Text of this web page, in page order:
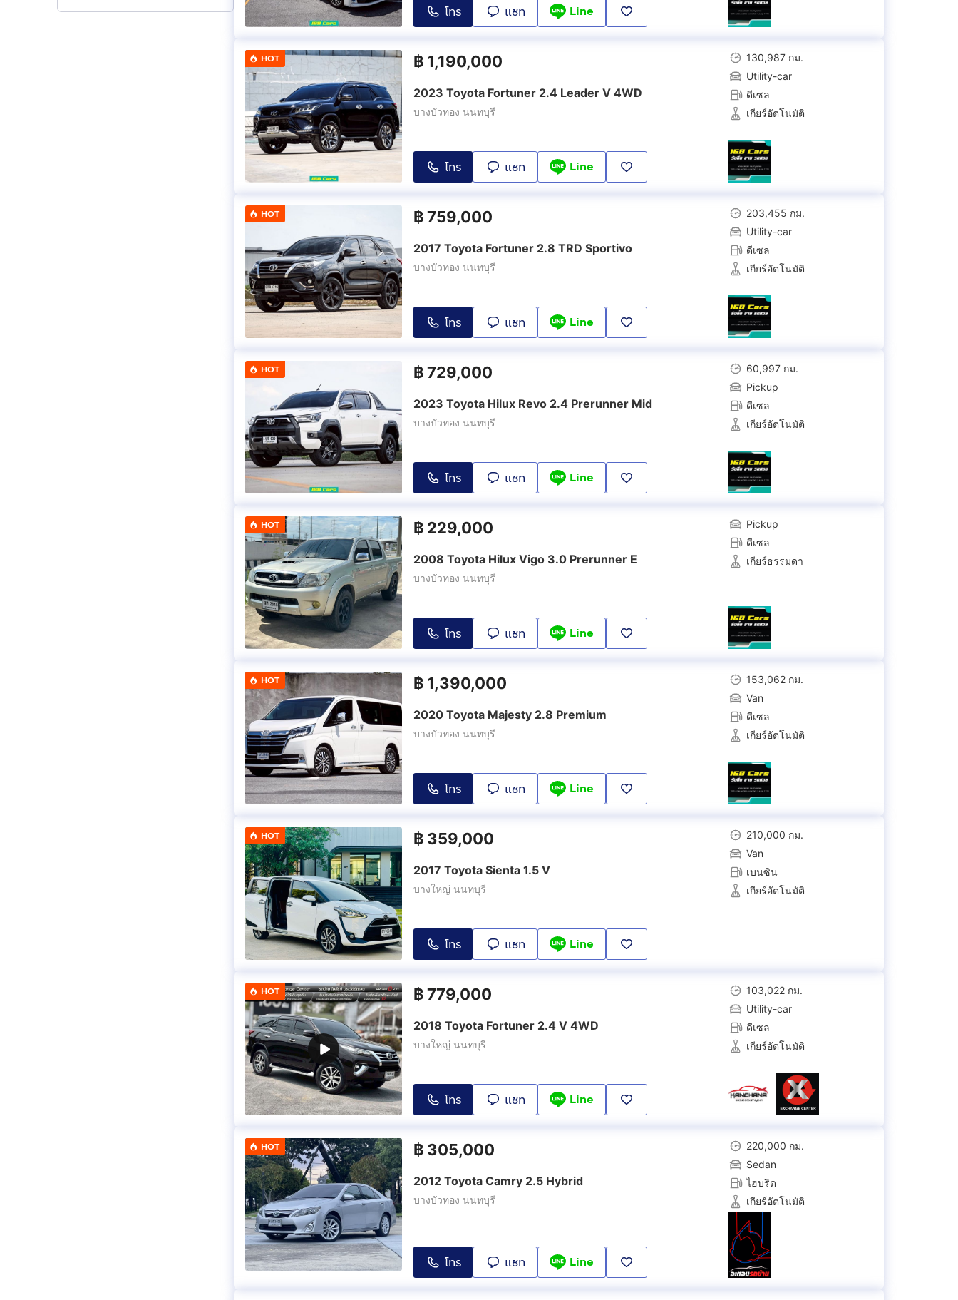
โทร แชท Line
HOT ฿ 1,190,000
2023 Toyota Fortuner 2.4 Leader V 4WD
บางบัวทอง นนทบุรี
โทร แชท Line
130,987 กม.
Utility-car
ดีเซล
เกียร์อัตโนมัติ
HOT ฿759,000
2017 Toyota Fortuner 2.8 TRD Sportivo
บางบัวทอง นนทบุรี
โทร แชท Line
203,455 กม.
Utility-car
ดีเซล
เกียร์อัตโนมัติ
HOT ฿729,000
2023 Toyota Hilux Revo 2.4 Prerunner Mid
บางบัวทอง นนทบุรี
โทร แชท Line
60,997 กม.
Pickup
ดีเซล
เกียร์อัตโนมัติ
HOT ฿ 229,000
2008 Toyota Hilux Vigo 3.0 Prerunner E
บางบัวทอง นนทบุรี
โทร แชท Line
Pickup
ดีเซล
เกียร์ธรรมดา
HOT ฿ 1,390,000
2020 Toyota Majesty 2.8 Premium
บางบัวทอง นนทบุรี
โทร แชท Line
153,062 กม.
Van
ดีเซล
เกียร์อัตโนมัติ
HOT ฿ 359,000
2017 Toyota Sienta 1.5 V
บางใหญ่ นนทบุรี
โทร แชท Line
210,000 กม.
Van
เบนซิน
เกียร์อัตโนมัติ
HOT ฿779,000
2018 Toyota Fortuner 2.4 V 4WD
บางใหญ่ นนทบุรี
โทร แชท Line
103,022 กม.
Utility-car
ดีเซล
เกียร์อัตโนมัติ
HOT ฿ 305,000
2012 Toyota Camry 2.5 Hybrid
บางบัวทอง นนทบุรี
โทร แชท Line
220,000 กม.
Sedan
ไฮบริด
เกียร์อัตโนมัติ